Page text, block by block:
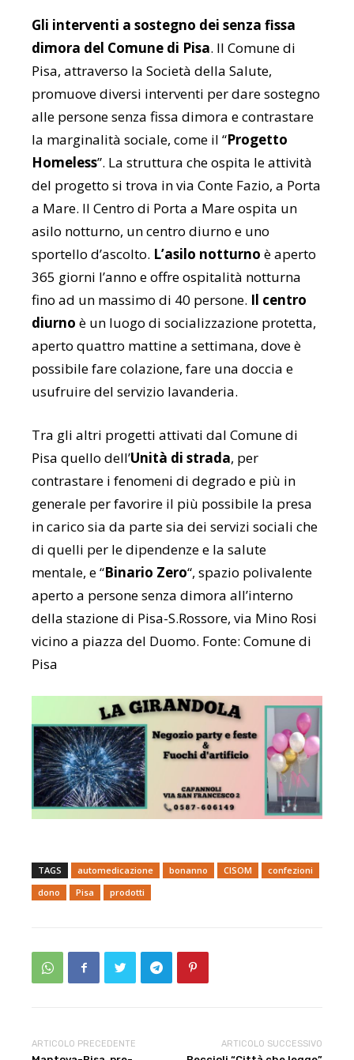
Gli interventi a sostegno dei senza fissa
dimora del Comune di Pisa. Il Comune di
Pisa, attraverso la Società della Salute,
promuove diversi interventi per dare sostegno
alle persone senza fissa dimora e contrastare
la marginalità sociale, come il “Progetto
Homeless”. La struttura che ospita le attività
del progetto si trova in via Conte Fazio, a Porta
a Mare. Il Centro di Porta a Mare ospita un
asilo notturno, un centro diurno e uno
sportello d’ascolto. L’asilo notturno è aperto
365 giorni l’anno e offre ospitalità notturna
fino ad un massimo di 40 persone. Il centro
diurno è un luogo di socializzazione protetta,
aperto quattro mattine a settimana, dove è
possibile fare colazione, fare una doccia e
usufruire del servizio lavanderia.
Tra gli altri progetti attivati dal Comune di
Pisa quello dell’Unità di strada, per
contrastare i fenomeni di degrado e più in
generale per favorire il più possibile la presa
in carico sia da parte sia dei servizi sociali che
di quelli per le dipendenze e la salute
mentale, e “Binario Zero“, spazio polivalente
aperto a persone senza dimora all’interno
della stazione di Pisa-S.Rossore, via Mino Rosi
vicino a piazza del Duomo. Fonte: Comune di
Pisa
TAGS automedicazione bonanno CISOM
confezioni
dono
Pisa prodotti
ARTICOLO PRECEDENTE ARTICOLO SUCCESSIVO